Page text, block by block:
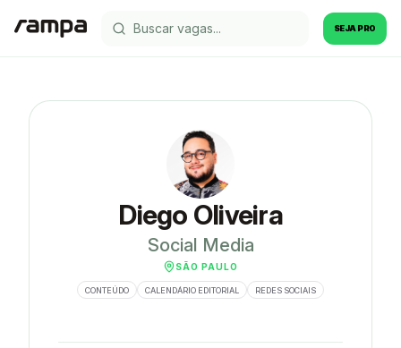
SEJA PRO
Diego Oliveira
Social Media
SÃO PAULO
CONTEÚDO CALENDÁRIO EDITORIAL REDES SOCIAIS